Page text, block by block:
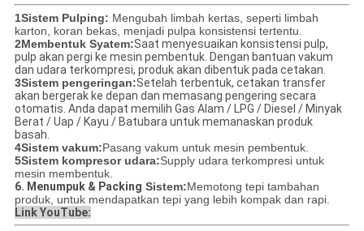
1Sistem Pulping: Mengubah limbah kertas, seperti limbah
karton, koran bekas, menjadi pulpa konsistensi tertentu.
2Membentuk Syatem:Saat menyesuaikan konsistensi pulp,
pulp akan pergi ke mesin pembentuk. Dengan bantuan vakum
dan udara terkompresi, produk akan dibentuk pada cetakan.
3Sistem pengeringan:Setelah terbentuk, cetakan transfer
akan bergerak ke depan dan memasang pengering secara
otomatis. Anda dapat memilih Gas Alam / LPG / Diesel / Minyak
Berat / Uap / Kayu / Batubara untuk memanaskan produk
basah.
4Sistem vakum:Pasang vakum untuk mesin pembentuk.
5Sistem kompresor udara:Supply udara terkompresi untuk
mesin membentuk.
6. Menumpuk & Packing Sistem:Memotong tepi tambahan
produk, untuk mendapatkan tepi yang lebih kompak dan rapi.
Link YouTube: